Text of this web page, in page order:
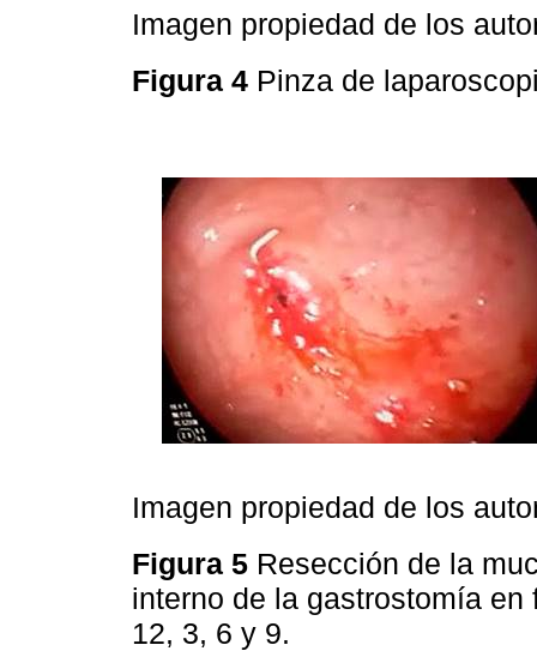
Imagen propiedad de los
Figura 4 Pinza de
Imagen propiedad de los
Figura 5 Resección de la
interno de la gastrostomía
12, 3, 6 y 9.